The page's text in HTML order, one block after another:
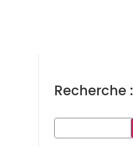
Recherche :